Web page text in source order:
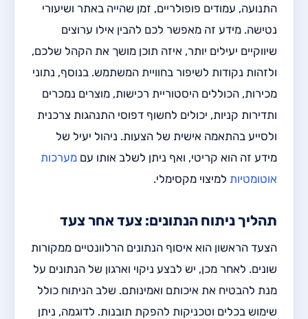
התנועה, עמודים פופולריים, זמן שהייה באתר ושיעורי
נטישה. מידע זה מאפשר לכם להבין אילו ערוצים
שיווקיים יעילים יותר, איזה תוכן מושך את הקהל שלכם,
ולזהות נקודות לשיפור בחוויית המשתמש. בנוסף, נתוני
מכירות, הכוללים היסטוריית רכישות, מוצרים נמכרים
ותדירות קניות, יכולים לחשוף דפוסי התנהגות צרכנית
ולסייע בהתאמה אישית של הצעות. ניהול יעיל של
מידע זה הוא קריטי, ואף ניתן לשלב אותו עם מערכות
אוטומטיות למיצוי מקסימלי.
תהליך ניתוח הנתונים: צעד אחר צעד
הצעד הראשון הוא איסוף הנתונים הרלוונטיים ממקורות
שונים. לאחר מכן, יש לבצע ניקוי וארגון של הנתונים על
מנת להבטיח את איכותם ואמינותם. שלב הניתוח כולל
שימוש בכלים וטכניקות להפקת תובנות. לדוגמה, ניתן